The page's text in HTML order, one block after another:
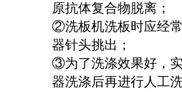
原抗体复合物脱离；
②洗板机洗板时应经
器针头挑出；
③为了洗涤效果好，
器洗涤后再进行人工